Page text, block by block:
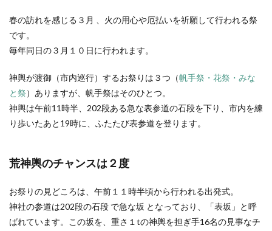
春の訪れを感じる３月 、火の用心や厄払いを祈願して行われる祭
です。
毎年同日の３月１０日に行われます。
神輿が渡御（市内巡行）するお祭りは３つ（帆手祭・花祭・みな
と祭）ありますが、帆手祭はそのひとつ。
神輿は午前11時半、202段ある急な表参道の石段を下り、市内を練
り歩いたあと19時に、ふたたび表参道を登ります。
荒神輿のチャンスは２度
お祭りの見どころは、午前１１時半頃から行われる出発式。
神社の参道は202段の石段 で急な坂 となっており、「表坂」と呼
ばれています。この坂を、重さ１tの神輿を担ぎ手16名の見事なチ